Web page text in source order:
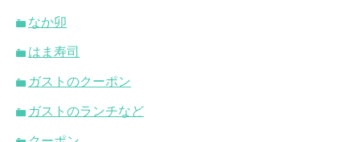
なか卯
はま寿司
ガストのクーポン
ガストのランチなど